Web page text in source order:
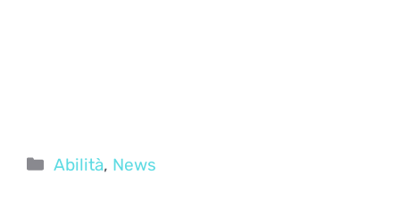
Categorie
Abilità, News